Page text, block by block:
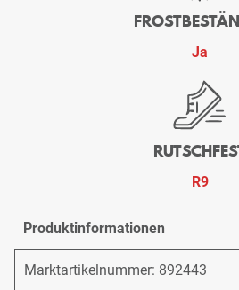
Ja
R9
Produktinformationen
Marktartikelnummer: 892443